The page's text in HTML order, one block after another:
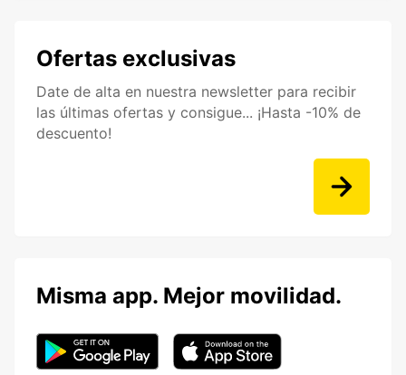
Ofertas exclusivas
Date de alta en nuestra newsletter para recibir
las últimas ofertas y consigue... ¡Hasta -10% de
descuento!
Misma app. Mejor movilidad.